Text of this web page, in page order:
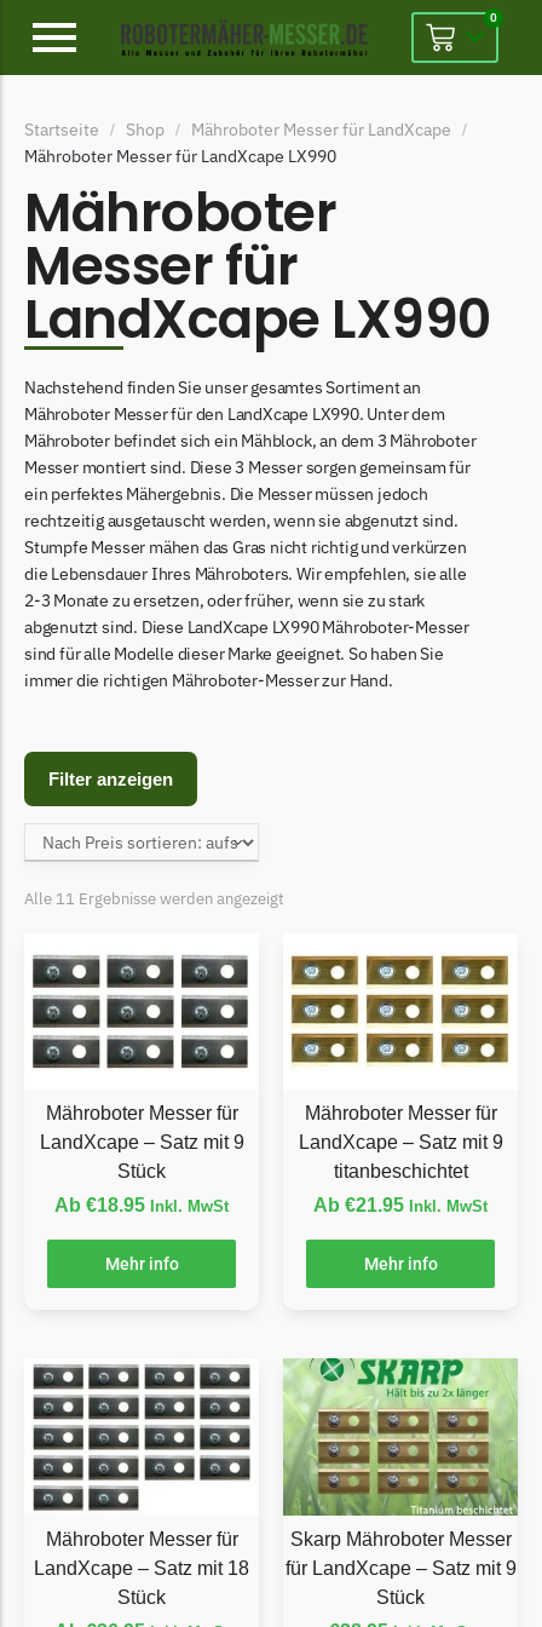
Alpina Messer
Ambrogio
Ambrogio Messer
Begrenzungsdraht
Belrobotics
Belrobotics Messer
Begrenzungsdraht
Black & Decker
Black & Decker Messer
Begrenzungsdraht
Bosch Indego
Bosch Indego Messer
Begrenzungsdraht
Central Park Messer
Begrenzungsdraht
Cramer
Begrenzungsdraht
Cub Cadet
Cub Cadet Messer
Begrenzungsdraht
Ecovacs
Ecovacs Messer
Einhell Messer
Etesia
Eufy
Eufy Messer
Ferrex
Ferrex Messer
Begrenzungsdraht
Florabest
0
Startseite / Shop / Mähroboter Messer für LandXcape /
Mähroboter Messer für LandXcape LX990
Mähroboter
Messer für
LandXcape LX990
Nachstehend finden Sie unser gesamtes Sortiment an
Mähroboter Messer für den LandXcape LX990. Unter dem
Mähroboter befindet sich ein Mähblock, an dem 3 Mähroboter
Messer montiert sind. Diese 3 Messer sorgen gemeinsam für
ein perfektes Mähergebnis. Die Messer müssen jedoch
rechtzeitig ausgetauscht werden, wenn sie abgenutzt sind.
Stumpfe Messer mähen das Gras nicht richtig und verkürzen
die Lebensdauer Ihres Mähroboters. Wir empfehlen, sie alle
2-3 Monate zu ersetzen, oder früher, wenn sie zu stark
abgenutzt sind. Diese LandXcape LX990 Mähroboter-Messer
sind für alle Modelle dieser Marke geeignet. So haben Sie
immer die richtigen Mähroboter-Messer zur Hand.
Filter anzeigen
Alle 11 Ergebnisse werden angezeigt
Mähroboter Messer für
LandXcape – Satz mit 9
Stück
Ab €18.95 Inkl. MwSt
Mehr info
Mähroboter Messer für
LandXcape – Satz mit 9
titanbeschichtet
Ab €21.95 Inkl. MwSt
Mehr info
Mähroboter Messer für
LandXcape – Satz mit 18
Stück
Skarp Mähroboter Messer
für LandXcape – Satz mit 9
Stück